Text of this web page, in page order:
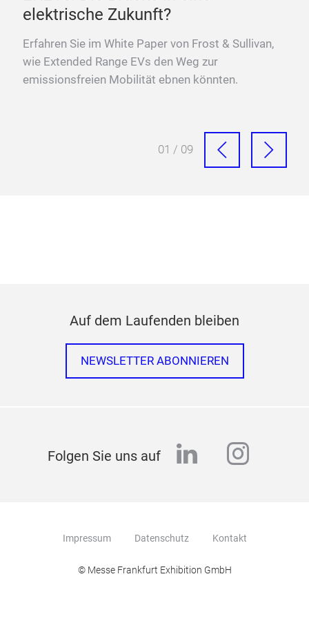
elektrische Zukunft?
Erfahren Sie im White Paper von Frost & Sullivan,
wie Extended Range EVs den Weg zur
emissionsfreien Mobilität ebnen könnten.
01 / 09
Auf dem Laufenden bleiben
NEWSLETTER ABONNIEREN
Folgen Sie uns auf linkedin
Impressum Datenschutz Kontakt
© Messe Frankfurt Exhibition GmbH